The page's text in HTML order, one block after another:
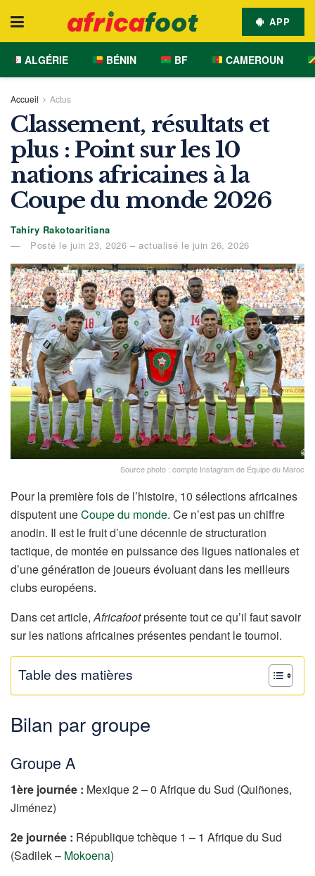
APP
ALGÉRIE BÉNIN BF CAMEROUN
Accueil Actus
Classement, résultats et
plus : Point sur les 10
nations africaines à la
Coupe du monde 2026
Tahiry Rakotoaritiana
Posté le juin 23, 2026 – actualisé le juin 26, 2026
Source photo : compte Instagram de Équipe du Maroc
Pour la première fois de l’histoire, 10 sélections africaines
disputent uneCoupe du monde. Ce n’est pas un chiffre
anodin. Il est le fruit d’une décennie de structuration
tactique, de montée en puissance des ligues nationales et
d’une génération de joueurs évoluant dans les meilleurs
clubs européens.
Dans cet article,Africafootprésente tout ce qu’il faut savoir
sur les nations africaines présentes pendant le tournoi.
Table des matières
Bilan par groupe
Groupe A
1ère journée : Mexique 2 – 0 Afrique du Sud (Quiñones,
Jiménez)
2e journée : République tchèque 1 – 1 Afrique du Sud
(Sadilek – Mokoena)